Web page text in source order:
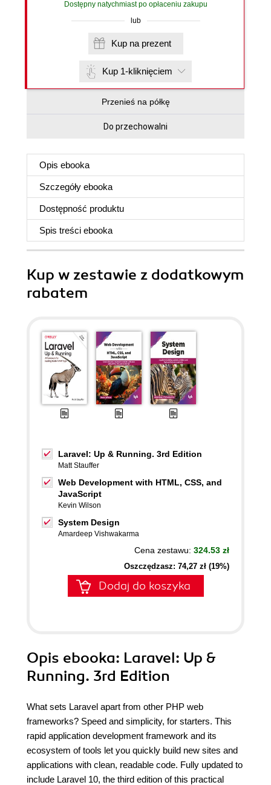
Dostępny natychmiast po opłaceniu zakupu
lub
Kup na prezent
Kup 1-kliknięciem
Przenieś na półkę
Do przechowalni
Opis ebooka
Szczegóły ebooka
Dostępność produktu
Spis treści ebooka
Kup w zestawie z dodatkowym
rabatem
Laravel: Up & Running. 3rd Edition
Matt Stauffer
Web Development with HTML, CSS, and
JavaScript
Kevin Wilson
System Design
Amardeep Vishwakarma
Cena zestawu: 324.53 zł
Oszczędzasz: 74,27 zł (19%)
Dodaj do koszyka
Opis ebooka: Laravel: Up &
Running. 3rd Edition
What sets Laravel apart from other PHP web
frameworks? Speed and simplicity, for starters. This
rapid application development framework and its
ecosystem of tools let you quickly build new sites and
applications with clean, readable code. Fully updated to
include Laravel 10, the third edition of this practical